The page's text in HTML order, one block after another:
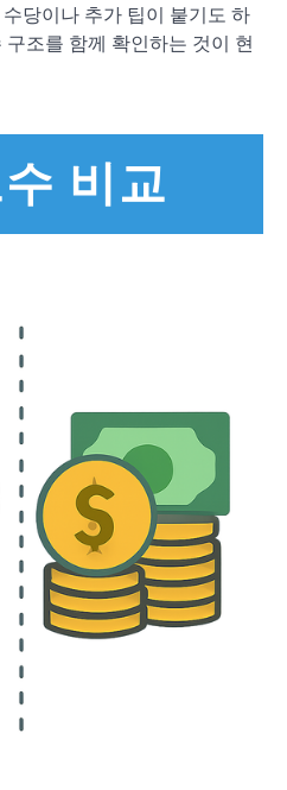
당이나 추가 팁이 붙기도 하
조를 함께 확인하는 것이 현
비교